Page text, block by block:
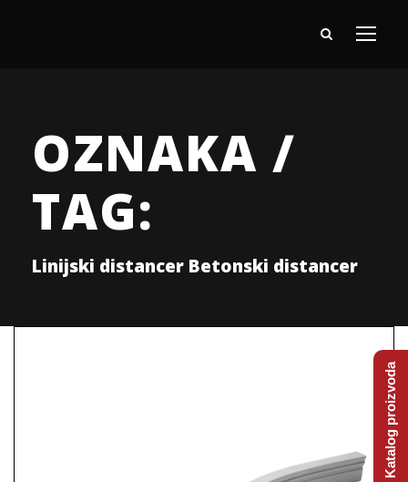
OZNAKA /
TAG:
Linijski distancer Betonski distancer
Katalog proizvoda